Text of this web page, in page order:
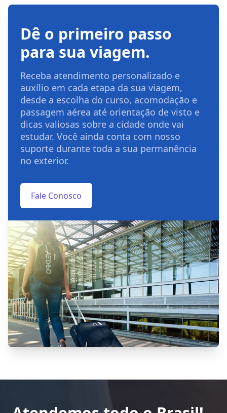
Dê o primeiro passo
para sua viagem.
Receba atendimento personalizado e
auxílio em cada etapa da sua viagem,
desde a escolha do curso, acomodação e
passagem aérea até orientação de visto e
dicas valiosas sobre a cidade onde vai
estudar. Você ainda conta com nosso
suporte durante toda a sua permanência
no exterior.
Fale Conosco